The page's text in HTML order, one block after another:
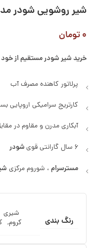
شیر روشویی شودر
۰تومان
خرید شیر شودر مستقیم از خود
پرلاتور کاهنده مصرف آب
کارتریج سرامیکی اروپایی
آبکاری مدرن و مقاوم در
6 سال گارانتی قوی
شودر
مسترسرام ، شوروم مرکزی
رنگ بندی
شیری
کروم,